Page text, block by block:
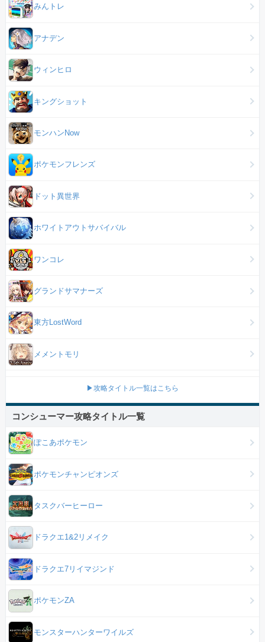
みんトレ
アナデン
ウィンヒロ
キングショット
モンハンNow
ポケモンフレンズ
ドット異世界
ホワイトアウトサバイバル
ワンコレ
グランドサマナーズ
東方LostWord
メメントモリ
▶攻略タイトル一覧はこちら
コンシューマー攻略タイトル一覧
ぽこあポケモン
ポケモンチャンピオンズ
タスクバーヒーロー
ドラクエ1&2リメイク
ドラクエ7リイマジンド
ポケモンZA
モンスターハンターワイルズ